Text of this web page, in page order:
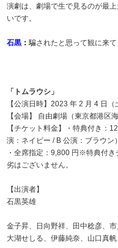
演劇は、劇場で生で見るのが最
いです。
石黒 ：騙されたと思って観に来て
「トムラウシ」
【公演日時】2023 年 2 月 4 日
【会場】 自由劇場（東京都港区
【チケット料金】・特典付き：
演：ネイビー / B 公演：ブラウン
・全席指定：9,800 円※特典付
劣はございません。
【出演者】
石黒英雄
金子昇、日向野祥、田中稔彦、市
大湖せしる、伊藤純奈、山口真帆